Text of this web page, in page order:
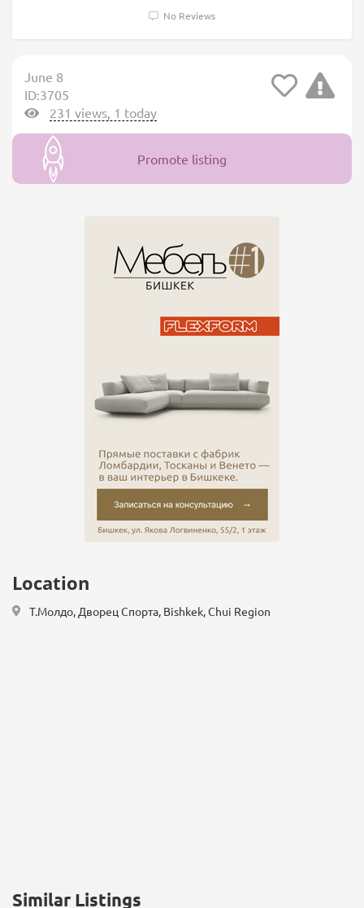
No Reviews
June 8
ID:3705
231 views, 1 today
Promote listing
Location
Т.Молдо, Дворец Спорта, Bishkek, Chui Region
Similar Listings